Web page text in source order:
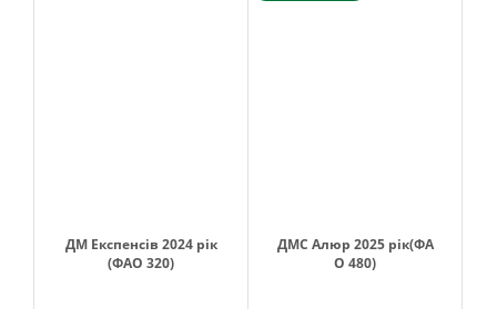
ДМ Експенсів 2024 рік
(ФАО 320)
ДМС Алюр 2025 рік(ФА
О 480)